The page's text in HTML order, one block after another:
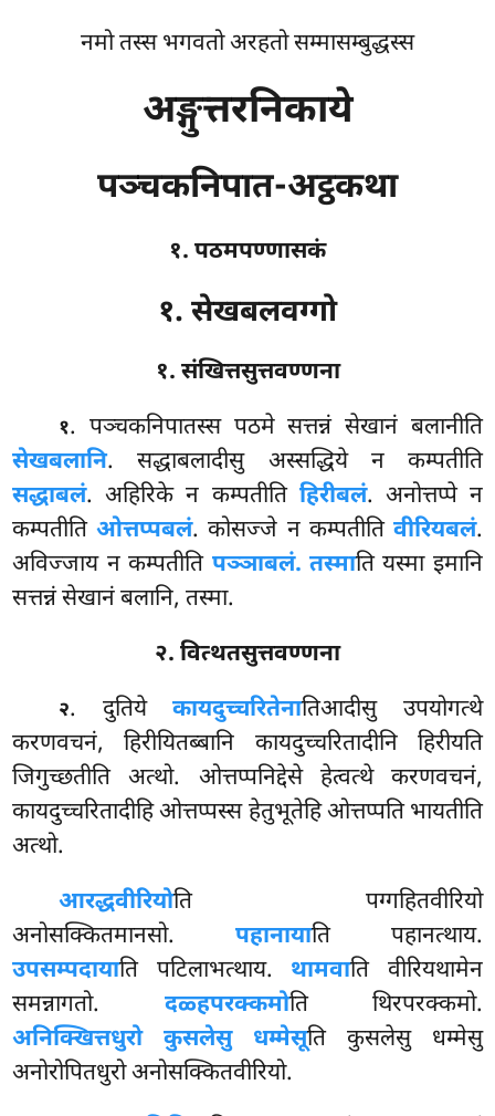
नमो तस्स भगवतो अरहतो सम्मासम्बुद्धस्स
अङ्गुत्तरनिकाये
पञ्चकनिपात-अट्ठकथा
१. पठमपण्णासकं
१. सेखबलवग्गो
१. संखित्तसुत्तवण्णना
१. पञ्चकनिपातस्स पठमे सत्तन्नं सेखानं बलानीति
सेखबलानि. सद्धाबलादीसु अस्सद्धिये न कम्पतीति
सद्धाबलं. अहिरिके न कम्पतीति हिरीबलं. अनोत्तप्पे न
कम्पतीतिओत्तप्पबलं. कोसज्जे न कम्पतीति वीरियबलं.
अविज्जाय न कम्पतीति पञ्ञाबलं. तस्माति यस्मा इमानि
सत्तन्नं सेखानं बलानि, तस्मा.
२. वित्थतसुत्तवण्णना
२. दुतियेकायदुच्चरितेनातिआदीसु उपयोगत्थे
करणवचनं, हिरीयितब्बानि कायदुच्चरितादीनि हिरीयति
जिगुच्छतीति अत्थो. ओत्तप्पनिद्देसे हेत्वत्थे करणवचनं,
कायदुच्चरितादीहि ओत्तप्पस्स हेतुभूतेहि ओत्तप्पति भायतीति
अत्थो.
आरद्धवीरियोति पग्गहितवीरियो
अनोसक्कितमानसो. पहानायाति पहानत्थाय.
उपसम्पदायाति पटिलाभत्थाय. थामवाति वीरियथामेन
समन्नागतो. दळ्हपरक्कमोति थिरपरक्कमो.
अनिक्खित्तधुरो कुसलेसु धम्मेसूति कुसलेसु धम्मेसु
अनोरोपितधुरो अनोसक्कितवीरियो.